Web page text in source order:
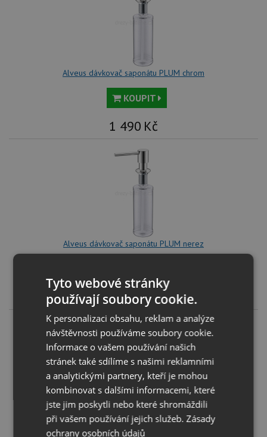
Alveus dávkovač saponátu PLUM chrom
KOUPIT
1 490 Kč
Alveus dávkovač saponátu PLUM nerez
1 490Kč
Alveus dávkovač saponátu PLUM MONARCH anthracite
Tyto webové stránky
používají soubory cookie.
K personalizaci obsahu, reklam a analýze
návštěvnosti používáme soubory cookie.
Informace o vašem používání našich
stránek také sdílíme s našimi reklamními
a analytickými partnery, kteří je mohou
kombinovat s dalšími informacemi, které
jste jim poskytli nebo které shromáždili
při vašem používání jejich služeb.Zásady
ochrany osobních údajů